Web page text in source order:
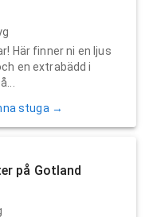
Här finner ni en ljus
en extrabädd i
stuga →
på Gotland